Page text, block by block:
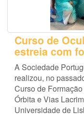
Curso de
estreia com
A Sociedade
realizou, no
Curso de
Órbita e Vias
Universidade de